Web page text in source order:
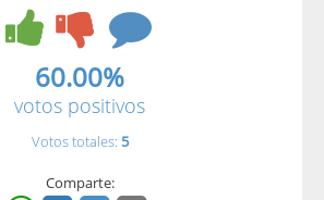
60.00%
votos positivos
Votos totales: 5
Comparte: